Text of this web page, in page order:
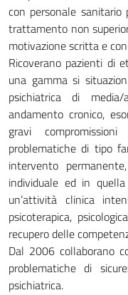
con personale
trattamento non
motivazione scritta e
Ricoverano pazienti di
una gamma si
psichiatrica di
andamento cronico,
gravi
problematiche di tipo
intervento
individuale ed in
un’attività clinica
psicoterapica,
recupero delle
Dal 2006 collaborano
problematiche di
psichiatrica.